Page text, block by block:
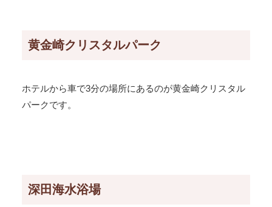
黄金崎クリスタルパーク
ホテルから車で3分の場所にあるのが黄金崎クリスタル
パークです。
深田海水浴場